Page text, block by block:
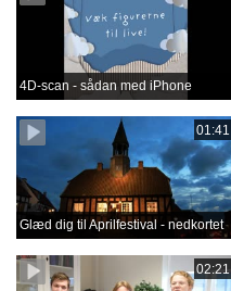
4D-scan - sådan med iPhone
01:41
Glæd dig til Aprilfestival - nedkortet
02:21